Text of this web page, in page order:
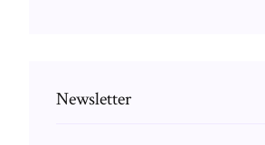
Newsletter